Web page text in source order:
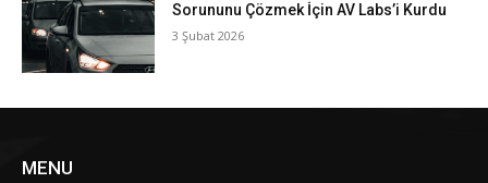
Sorununu Çözmek İçin AV Labs’i Kurdu
3 Şubat 2026
MENU